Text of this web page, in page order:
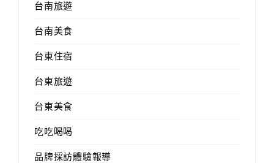
台南旅遊
台南美食
台東住宿
台東旅遊
台東美食
吃吃喝喝
品牌採訪體驗報導